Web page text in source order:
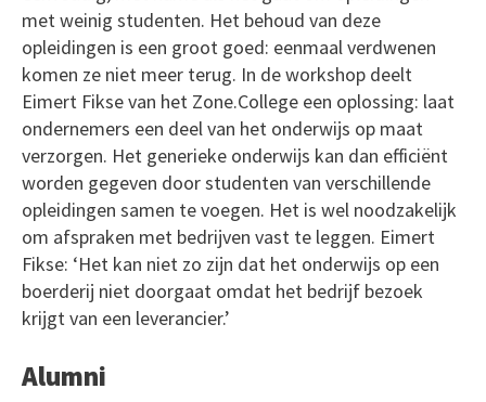
met weinig studenten. Het behoud van deze
opleidingen is een groot goed: eenmaal verdwenen
komen ze niet meer terug. In de workshop deelt
Eimert Fikse van het Zone.College een oplossing: laat
ondernemers een deel van het onderwijs op maat
verzorgen. Het generieke onderwijs kan dan efficiënt
worden gegeven door studenten van verschillende
opleidingen samen te voegen. Het is wel noodzakelijk
om afspraken met bedrijven vast te leggen. Eimert
Fikse: ‘Het kan niet zo zijn dat het onderwijs op een
boerderij niet doorgaat omdat het bedrijf bezoek
krijgt van een leverancier.’
Alumni